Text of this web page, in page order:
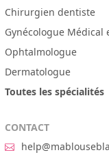
Chirurgien dentiste
Gynécologue
Ophtalmologue
Dermatologue
Toutes les spécialités
CONTACT